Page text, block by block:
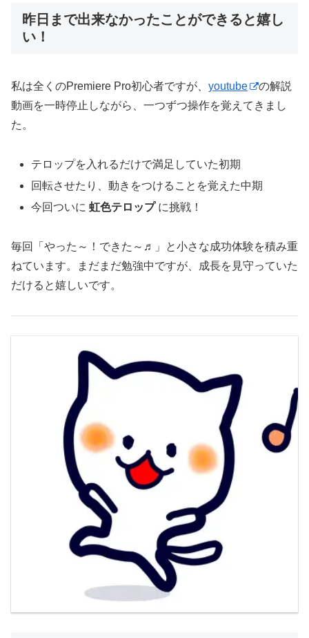
昨日まで出来なかったことができると嬉し
い！
私は全くのPremiere Pro初心者ですが、 youtube
の解説
動画を一時停止しながら、一つずつ操作を覚えてきまし
た。
テロップを入れるだけで満足していた初期
回転させたり、動きをつけることを覚えた中期
今回ついに虹色テロップに挑戦！
毎回「やった～！できた～♬」と小さな成功体験を積み重
ねています。まだまだ勉強中ですが、成長を見守っていた
だけると嬉しいです。